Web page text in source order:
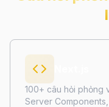
100+ câu hỏi phỏng
Server